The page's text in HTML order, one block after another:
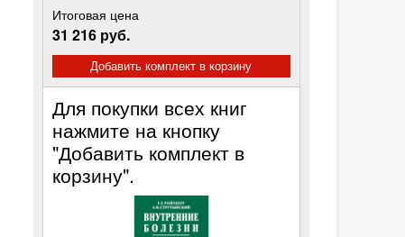
Итоговая цена
31 216 руб.
Добавить комплект в корзину
Для покупки всех книг
нажмите на кнопку
"Добавить комплект в
корзину".